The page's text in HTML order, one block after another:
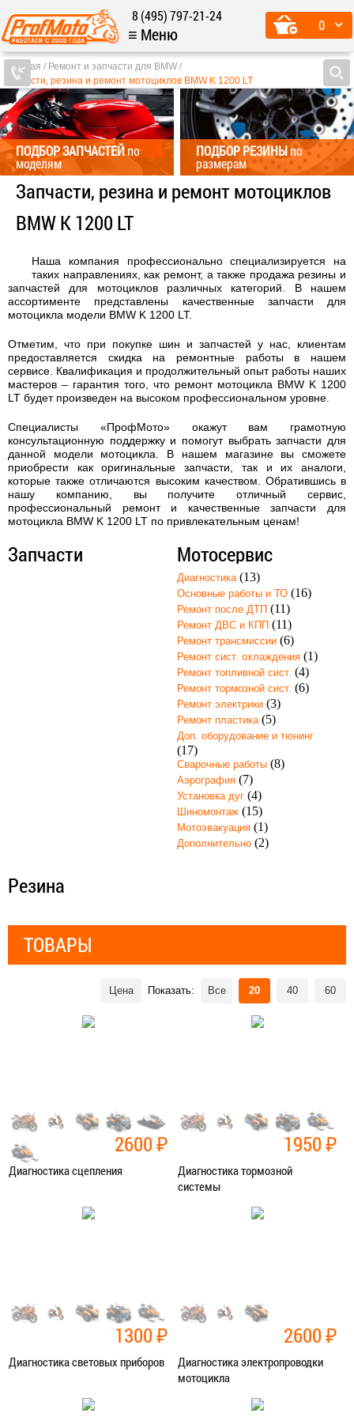
8 (495) 797-21-24
0
≡ Меню
Главная
Ремонт и запчасти для BMW
Запчасти, резина и ремонт мотоциклов BMW K 1200 LT
ПОДБОР ЗАПЧАСТЕЙпо
моделям
ПОДБОР РЕЗИНЫпо
размерам
Запчасти, резина и ремонт мотоциклов
BMW K 1200 LT
Наша компания профессионально специализируется на
таких направлениях, как ремонт, а также продажа резины и
запчастей для мотоциклов различных категорий. В нашем
ассортименте представлены качественные запчасти для
мотоцикла модели BMW K 1200 LT.
Отметим, что при покупке шин и запчастей у нас, клиентам
предоставляется скидка на ремонтные работы в нашем
сервисе. Квалификация и продолжительный опыт работы наших
мастеров – гарантия того, что ремонт мотоцикла BMW K 1200
LT будет произведен на высоком профессиональном уровне.
Специалисты «ПрофМото» окажут вам грамотную
консультационную поддержку и помогут выбрать запчасти для
данной модели мотоцикла. В нашем магазине вы сможете
приобрести как оригинальные запчасти, так и их аналоги,
которые также отличаются высоким качеством. Обратившись в
нашу компанию, вы получите отличный сервис,
профессиональный ремонт и качественные запчасти для
мотоцикла BMW K 1200 LT по привлекательным ценам!
Запчасти Мотосервис
Диагностика(13)
Основные работы и ТО(16)
Ремонт после ДТП(11)
Ремонт ДВС и КПП(11)
Ремонт трансмиссии(6)
Ремонт сист. охлаждения(1)
Ремонт топливной сист. (4)
Ремонт тормозной сист. (6)
Ремонт электрики(3)
Ремонт пластика(5)
Доп. оборудование и тюнинг
(17)
Сварочные работы(8)
Аэрография(7)
Установка дуг(4)
Шиномонтаж(15)
Мотоэвакуация(1)
Дополнительно(2)
Резина
ТОВАРЫ
Показать: Все 20 40 60
Цена
2600₽
Диагностика сцепления
Диагностика
1950₽
Диагностика тормозной
системы
Диагностика
1300₽
Диагностика световых приборов
Диагностика
2600₽
Диагностика электропроводки
мотоцикла
Диагностика